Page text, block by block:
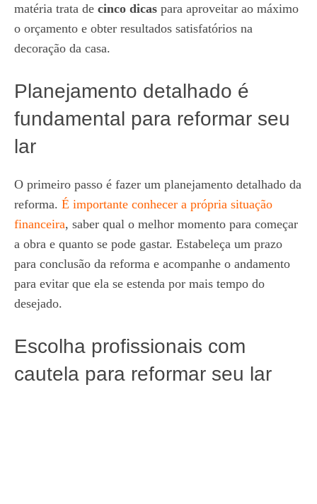
matéria trata de cinco dicas para aproveitar ao máximo
o orçamento e obter resultados satisfatórios na
decoração da casa.
Planejamento detalhado é
fundamental para reformar seu
lar
O primeiro passo é fazer um planejamento detalhado da
reforma. É importante conhecer a própria situação
financeira, saber qual o melhor momento para começar
a obra e quanto se pode gastar. Estabeleça um prazo
para conclusão da reforma e acompanhe o andamento
para evitar que ela se estenda por mais tempo do
desejado.
Escolha profissionais com
cautela para reformar seu lar